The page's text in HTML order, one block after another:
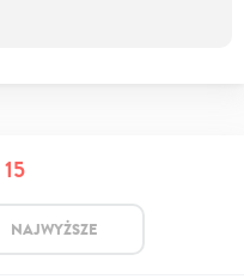
15
NAJWYŻSZE